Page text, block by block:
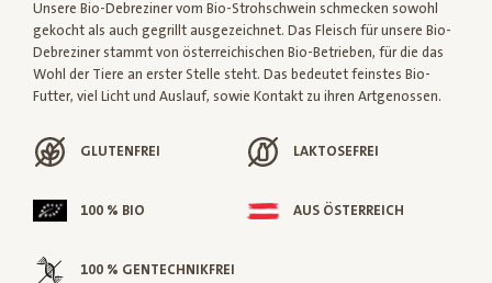
Unsere Bio-Debreziner vom Bio-Strohschwein schmecken sowohl
gekocht als auch gegrillt ausgezeichnet. Das Fleisch für unsere Bio-
Debreziner stammt von österreichischen Bio-Betrieben, für die das
Wohl der Tiere an erster Stelle steht. Das bedeutet feinstes Bio-
Futter, viel Licht und Auslauf, sowie Kontakt zu ihren Artgenossen.
GLUTENFREI LAKTOSEFREI
100 % BIO AUS ÖSTERREICH
100 % GENTECHNIKFREI